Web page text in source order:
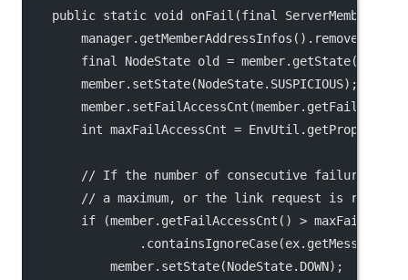
public static void onFail(final
        final NodeState old = member.getState();
        member.setState(NodeState.SUSPICIOUS);
int maxFailAccessCnt =
// If the number of consecutive failures to
// a maximum, or the link request is
if (member.getFailAccessCnt() >
            member.setState(NodeState.DOWN);